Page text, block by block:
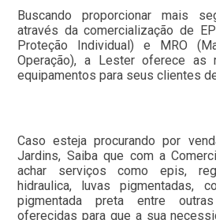
Buscando proporcionar mais
através da comercialização de
Proteção Individual) e MRO
Operação), a Lester oferece as
equipamentos para seus clientes
Caso esteja procurando por
Jardins, Saiba que com a
achar serviços como epis,
hidraulica, luvas pigmentadas,
pigmentada preta entre
oferecidas para que a sua